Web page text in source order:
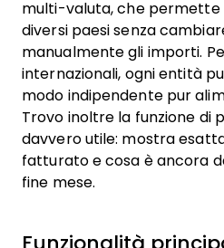
multi-valuta, che permette
diversi paesi senza
manualmente gli importi.
internazionali, ogni entità
modo indipendente pur
Trovo inoltre la funzione di
davvero utile: mostra
fatturato e cosa è ancora
fine mese.
Funzionalità